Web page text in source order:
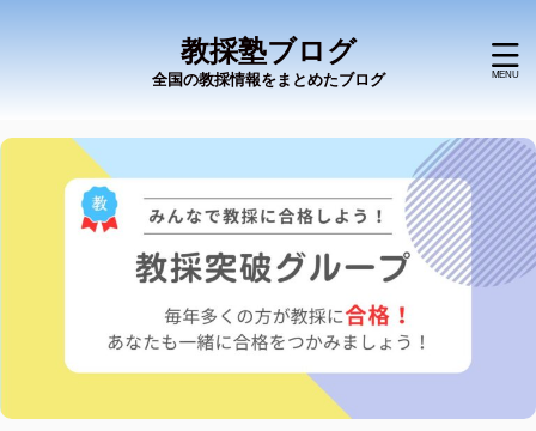
教採塾ブログ
全国の教採情報をまとめたブログ